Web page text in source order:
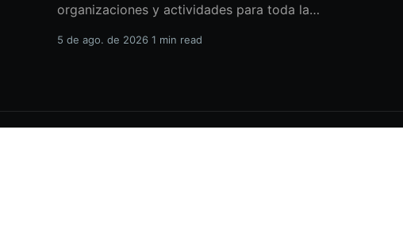
organizaciones y actividades para toda la
en vivo, divulgación científica y actividades
5 de ago. de 2026 1 min read